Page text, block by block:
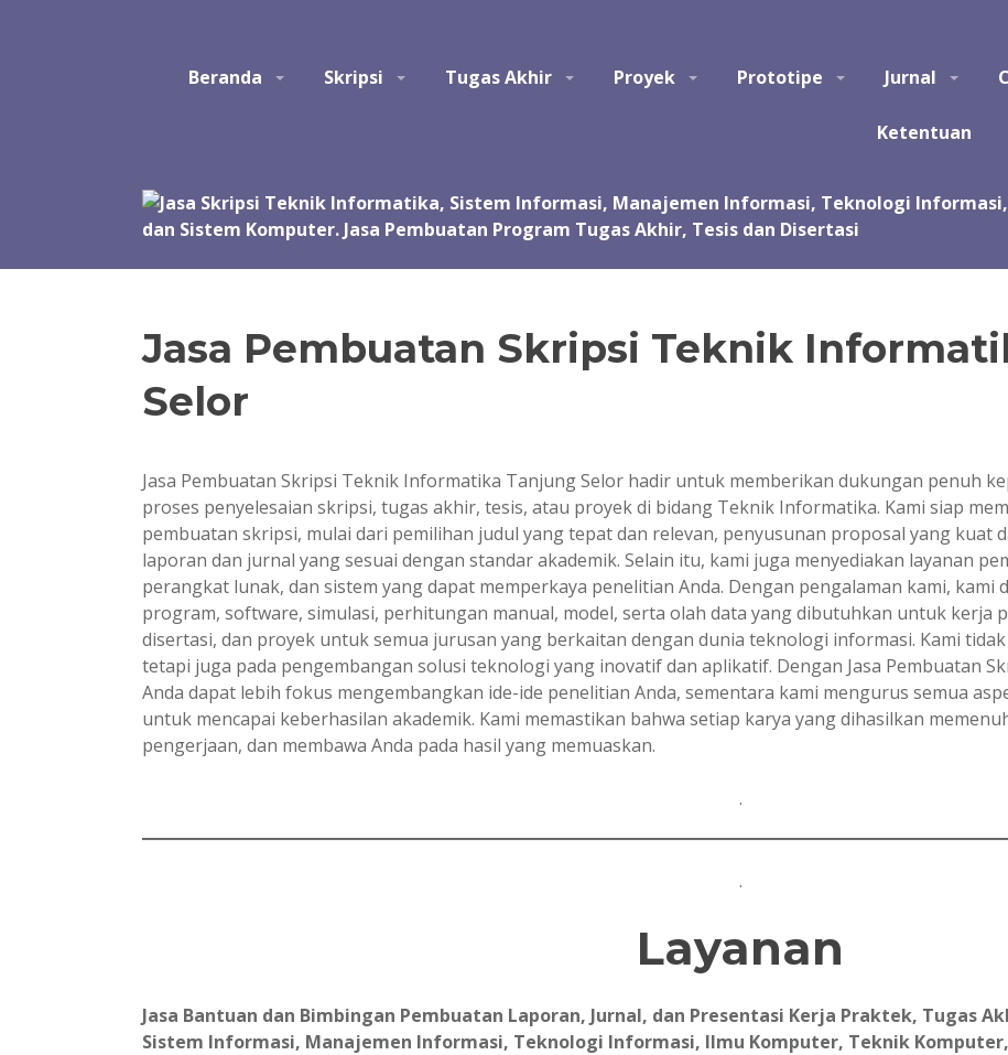
Perangkat Lunak. Jasa bantuan, bimbingan, konsultasi, kursus, les privat dalam pembuatan tugas akhir dan skripsi. Jasa
Beranda Skripsi Tugas Akhir Proyek Prototipe Jurnal
Ketentuan
Jasa Pembuatan Skripsi Teknik
Selor
Jasa Pembuatan Skripsi Teknik Informatika Tanjung Selor hadir untuk memberikan dukungan penuh
proses penyelesaian skripsi, tugas akhir, tesis, atau proyek di bidang Teknik Informatika. Kami siap
pembuatan skripsi, mulai dari pemilihan judul yang tepat dan relevan, penyusunan proposal yang
laporan dan jurnal yang sesuai dengan standar akademik. Selain itu, kami juga menyediakan layanan
perangkat lunak, dan sistem yang dapat memperkaya penelitian Anda. Dengan pengalaman kami, kami
program, software, simulasi, perhitungan manual, model, serta olah data yang dibutuhkan untuk kerja
disertasi, dan proyek untuk semua jurusan yang berkaitan dengan dunia teknologi informasi. Kami
tetapi juga pada pengembangan solusi teknologi yang inovatif dan aplikatif. Dengan Jasa Pembuatan
Anda dapat lebih fokus mengembangkan ide-ide penelitian Anda, sementara kami mengurus semua
untuk mencapai keberhasilan akademik. Kami memastikan bahwa setiap karya yang dihasilkan
pengerjaan, dan membawa Anda pada hasil yang memuaskan.
.
.
Layanan
Jasa Bantuan dan Bimbingan Pembuatan Laporan, Jurnal, dan Presentasi Kerja Praktek, Tugas
Sistem Informasi, Manajemen Informasi, Teknologi Informasi, Ilmu Komputer, Teknik